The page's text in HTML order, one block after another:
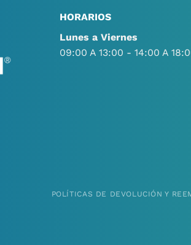
HORARIOS
Lunes a Viernes
09:00 A 13:00 - 14:00 A
POLÍTICAS DE DEVOLUCIÓN Y